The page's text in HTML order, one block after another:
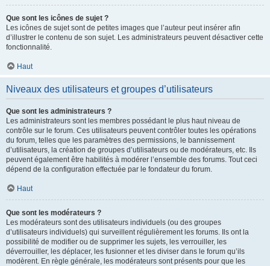
Que sont les icônes de sujet ?
Les icônes de sujet sont de petites images que l’auteur peut insérer afin
d’illustrer le contenu de son sujet. Les administrateurs peuvent désactiver cette
fonctionnalité.
Haut
Niveaux des utilisateurs et groupes d’utilisateurs
Que sont les administrateurs ?
Les administrateurs sont les membres possédant le plus haut niveau de
contrôle sur le forum. Ces utilisateurs peuvent contrôler toutes les opérations
du forum, telles que les paramètres des permissions, le bannissement
d’utilisateurs, la création de groupes d’utilisateurs ou de modérateurs, etc. Ils
peuvent également être habilités à modérer l’ensemble des forums. Tout ceci
dépend de la configuration effectuée par le fondateur du forum.
Haut
Que sont les modérateurs ?
Les modérateurs sont des utilisateurs individuels (ou des groupes
d’utilisateurs individuels) qui surveillent régulièrement les forums. Ils ont la
possibilité de modifier ou de supprimer les sujets, les verrouiller, les
déverrouiller, les déplacer, les fusionner et les diviser dans le forum qu’ils
modèrent. En règle générale, les modérateurs sont présents pour que les